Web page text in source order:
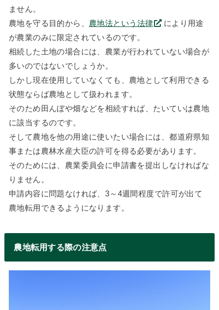
ません。
農地を守る目的から、 農地法という法律
により用途
が農業のみに限定されているのです。
相続した土地の場合には、農業が行われていない場合が
多いのではないでしょうか。
しかし現在使用していなくても、農地として利用できる
状態ならば農地として扱われます。
そのため田んぼや畑などを相続すれば、たいていは農地
に該当するのです。
そして農地を他の用途に使いたい場合には、都道府県知
事または農林水産大臣の許可を得る必要があります。
そのためには、農業委員会に申請書を提出しなければな
りません。
申請内容に問題なければ、3～4週間程度で許可が出て
農地転用できるようになります。
農地転用する際の注意点